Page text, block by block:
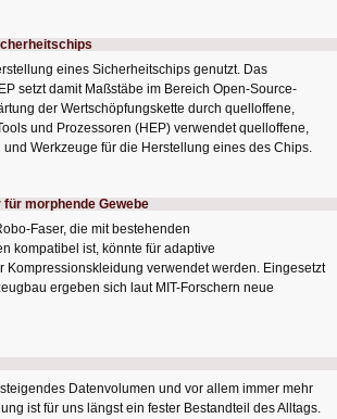
eines Sicherheitschips genutzt. Das
setzt damit Maßstäbe im Bereich Open-Source-
der Wertschöpfungskette durch quelloffene,
und Prozessoren (HEP) verwendet quelloffene,
Werkzeuge für die Herstellung eines des Chips.
morphende Gewebe
Faser, die mit bestehenden
kompatibel ist, könnte für adaptive
Kompressionskleidung verwendet werden. Eingesetzt
ergeben sich laut MIT-Forschern neue
Datenvolumen und vor allem immer mehr
ist für uns längst ein fester Bestandteil des Alltags.